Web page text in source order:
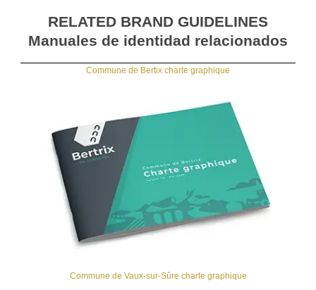
RELATED BRAND GUIDELINES
Manuales de identidad relacionados
Commune de Bertix charte graphique
Commune de Vaux-sur-Sûre charte graphique